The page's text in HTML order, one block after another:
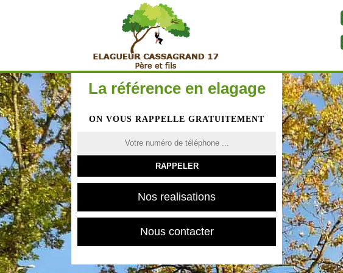
La référence en elagage
ON VOUS RAPPELLE GRATUITEMENT
Nos realisations
Nous contacter